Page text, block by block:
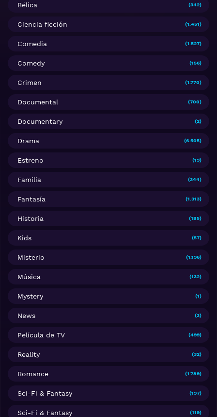
Bélica (342)
Ciencia ficción (1.451)
Comedia (1.527)
Comedy (156)
Crimen (1.770)
Documental (700)
Documentary (2)
Drama (6.505)
Estreno (19)
Familia (344)
Fantasía (1.313)
Historia (185)
Kids (57)
Misterio (1.196)
Música (132)
Mystery (1)
News (3)
Película de TV (499)
Reality (32)
Romance (1.789)
Sci-Fi & Fantasy (197)
Sci-Fi & Fantasy (119)